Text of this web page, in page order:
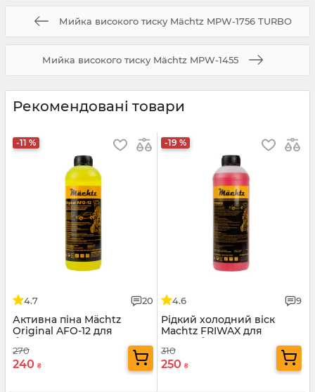
Мийка високого тиску Mächtz MPW-1756 TURBO
Мийка високого тиску Mächtz MPW-1455
Рекомендовані товари
-11 %
4.7 20
Активна піна Mächtz
Original AFO-12 для
безконтактної мийки авто
270
240 ₴
-19 %
4.6 9
Рідкий холодний віск
Machtz FRIWAX для
автомобіля
310
250 ₴